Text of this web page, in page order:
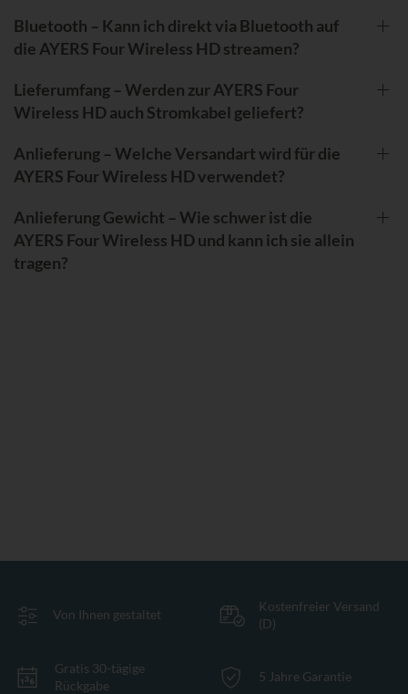
Bluetooth – Kann ich direkt via Bluetooth auf
die AYERS Four Wireless HD streamen?
Lieferumfang – Werden zur AYERS Four
Wireless HD auch Stromkabel geliefert?
Anlieferung – Welche Versandart wird für die
AYERS Four Wireless HD verwendet?
Anlieferung Gewicht – Wie schwer ist die
AYERS Four Wireless HD und kann ich sie allein
tragen?
Von Ihnen gestaltet
Kostenfreier Versand
(D)
Gratis 30-tägige
Rückgabe
5 Jahre Garantie